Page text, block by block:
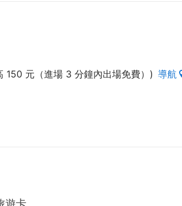
元（進場 3 分鐘內出場免費）) 導航
遊卡